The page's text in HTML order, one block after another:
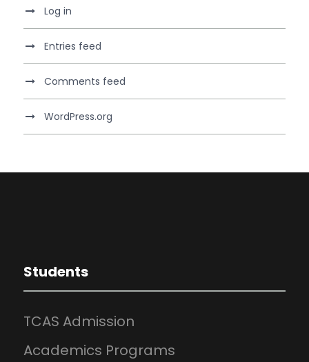
Log in
Entries feed
Comments feed
WordPress.org
Students
TCAS Admission
Academics Programs